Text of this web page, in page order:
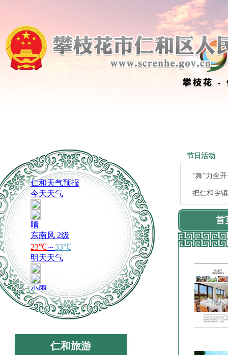
仁和旅游
节日活动
以万千“红
“舞”力全
把仁和乡
五一嗨玩
急急急！
欢歌不息
春天第一
以万千“红
“舞”力全
把仁和乡
首